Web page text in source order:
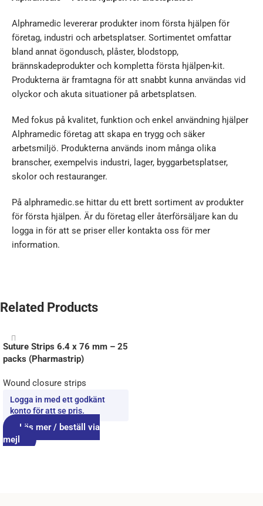
Alphramedic levererar produkter inom första hjälpen för
företag, industri och arbetsplatser. Sortimentet omfattar
bland annat ögondusch, plåster, blodstopp,
brännskadeprodukter och kompletta första hjälpen-kit.
Produkterna är framtagna för att snabbt kunna användas vid
olyckor och akuta situationer på arbetsplatsen.
Med fokus på kvalitet, funktion och enkel användning hjälper
Alphramedic företag att skapa en trygg och säker
arbetsmiljö. Produkterna används inom många olika
branscher, exempelvis industri, lager, byggarbetsplatser,
skolor och restauranger.
På alphramedic.se hittar du ett brett sortiment av produkter
för första hjälpen. Är du företag eller återförsäljare kan du
logga in för att se priser eller kontakta oss för mer
information.
Related Products
Suture Strips 6.4 x 76 mm – 25
packs (Pharmastrip)
Wound closure strips
Logga in med ett godkänt
konto för att se pris.
Läs mer / beställ via
mejl